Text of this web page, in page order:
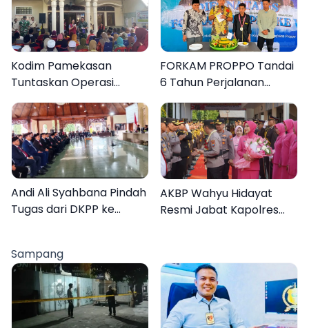
Kodim Pamekasan
Tuntaskan Operasi
Warga Kembali Melihat
Lebih Jelas
FORKAM PROPPO Tandai
6 Tahun Perjalanan
Hymne, dan Buku
Organisasi
Andi Ali Syahbana Pindah
Tugas dari DKPP ke
AKBP Wahyu Hidayat
Resmi Jabat Kapolres
Sampang